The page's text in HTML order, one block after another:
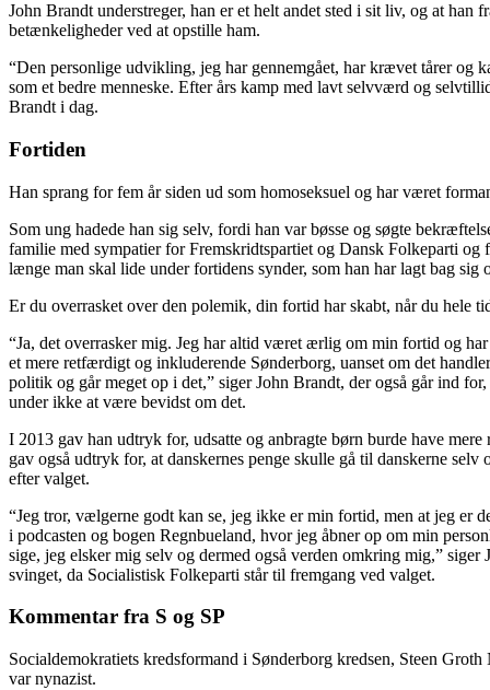
John Brandt understreger, han er et helt andet sted i sit liv, og at
betænkeligheder ved at opstille ham.
“Den personlige udvikling, jeg har gennemgået, har krævet tårer og
som et bedre menneske. Efter års kamp med lavt selvværd og
Brandt i dag.
Fortiden
Han sprang for fem år siden ud som homoseksuel og har været
Som ung hadede han sig selv, fordi han var bøsse og søgte
familie med sympatier for Frem­skridts­partiet og Dansk Folke­parti
længe man skal lide under fortidens synder, som han har lagt bag sig
Er du overrasket over den polemik, din fortid har skabt, når du hele
“Ja, det overrasker mig. Jeg har altid været ærlig om min fortid og
et mere retfærdigt og inkluderende Søn­der­borg, uanset om det
politik og går meget op i det,” siger John Brandt, der også går ind
under ikke at være bevidst om det.
I 2013 gav han udtryk for, udsatte og anbragte børn burde have
gav også udtryk for, at danskernes penge skulle gå til danskerne
efter valget.
“Jeg tror, vælgerne godt kan se, jeg ikke er min fortid, men at jeg er
i podcasten og bogen Regnbue­land, hvor jeg åbner op om min
sige, jeg elsker mig selv og dermed også verden omkring mig,”
svinget, da Socia­listisk Folke­parti står til fremgang ved valget.
Kommentar fra S og SP
Socialdemokratiets kredsformand i Søn­der­borg kredsen, Steen
var nynazist.